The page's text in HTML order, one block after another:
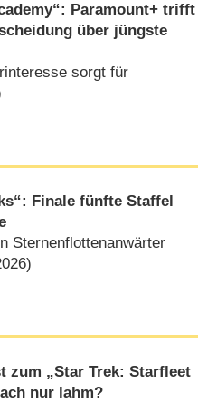
Paramount+ trifft
über jüngste
sorgt für
Finale fünfte Staffel
Sternenflottenanwärter
zum „Star Trek: Starfleet
nur lahm?